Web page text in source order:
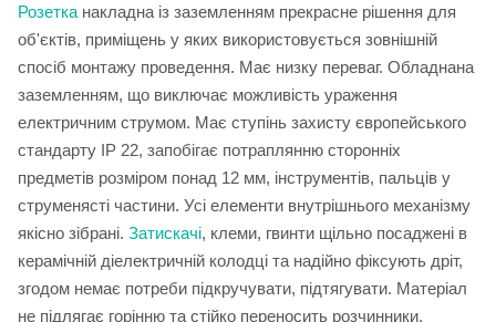
Розетка накладна із заземленням прекрасне рішення для
об'єктів, приміщень у яких використовується зовнішній
спосіб монтажу проведення. Має низку переваг. Обладнана
заземленням, що виключає можливість ураження
електричним струмом. Має ступінь захисту європейського
стандарту IP 22, запобігає потраплянню сторонніх
предметів розміром понад 12 мм, інструментів, пальців у
струменясті частини. Усі елементи внутрішнього механізму
якісно зібрані. Затискачі, клеми, гвинти щільно посаджені в
керамічній діелектричній колодці та надійно фіксують дріт,
згодом немає потреби підкручувати, підтягувати. Матеріал
не підлягає горінню та стійко переносить розчинники.